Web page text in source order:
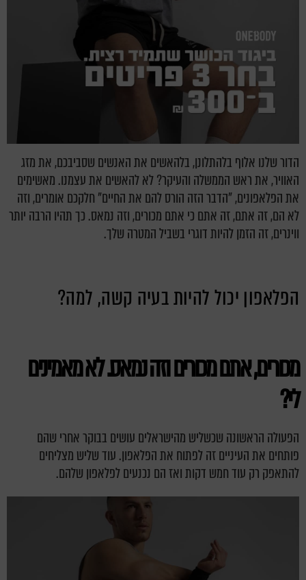
הדור שלנו אלוף בלהתלונן, בלהאשים את האנשים שסביבכם, את מזג
האוויר, את ראש הממשלה והעיקר? לא להאשים את עצמנו. מאשימים
את הפלאפונים, "הדבר הזה הורס להם את החיים" חלקכם אומרים, וזה
לא הם, זה אתם, זה אתם כי אתם מכורים, וזה נמאס. כך תהיו הרבה יותר
ווינרים, זה הזמן להיות דוגרי בשביל המטרה שלך.
הפלאפון יכול להיות בעיה קשה, למה?
מכורים, אתם מכורים וזה נמאס. לא מאמינים
לי?
הפעולה הראשונה שכשליש מהישראלים עושים בבוקר אחרי שהם
פותחים את העיניים זה לפתוח את הפלאפון. עוד שליש מצליחים
להתאפק רק עוד חמש דקות ואז הם נכנעים לפלאפון שלהם.